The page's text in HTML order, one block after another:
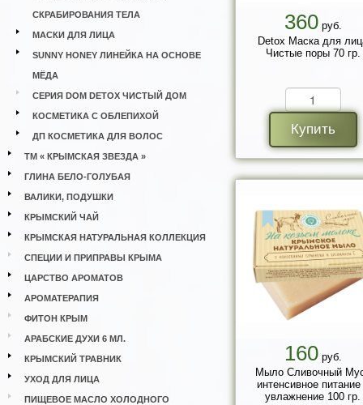
СКРАБИРОВАНИЯ ТЕЛА
МАСКИ ДЛЯ ЛИЦА
SUNNY HONEY ЛИНЕЙКА НА ОСНОВЕ
МЁДА
СЕРИЯ DOM DETOX ЧИСТЫЙ ДОМ
КОСМЕТИКА С ОБЛЕПИХОЙ
ДП КОСМЕТИКА ДЛЯ ВОЛОС
ТМ « КРЫМСКАЯ ЗВЕЗДА »
ГЛИНА БЕЛО-ГОЛУБАЯ
ВАЛИКИ, ПОДУШКИ
КРЫМСКИЙ ЧАЙ
КРЫМСКАЯ НАТУРАЛЬНАЯ КОЛЛЕКЦИЯ
СПЕЦИИ И ПРИПРАВЫ КРЫМА
ЦАРСТВО АРОМАТОВ
АРОМАТЕРАПИЯ
ФИТОН КРЫМ
АРАБСКИЕ ДУХИ 6 МЛ.
КРЫМСКИЙ ТРАВНИК
УХОД ДЛЯ ЛИЦА
ПИЩЕВОЕ МАСЛО ХОЛОДНОГО
360руб.
Detox Маска для
Чистые поры 70 гр.
Купить
160руб.
Мыло Сливочный
интенсивное питание
увлажнение 100 гр.